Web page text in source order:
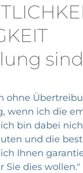
ohne
wenn ich die
bin dabei
und die
Ihnen
Sie dies wollen."